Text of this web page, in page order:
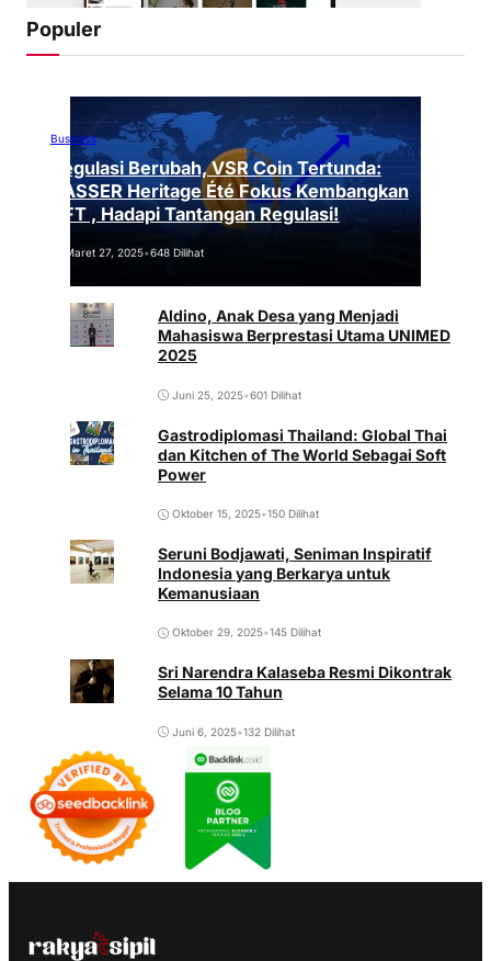
Populer
Business
Regulasi Berubah, VSR Coin Tertunda:
VASSER Heritage Été Fokus Kembangkan
NFT , Hadapi Tantangan Regulasi!
Maret 27, 2025•648 Dilihat
Aldino, Anak Desa yang Menjadi
Mahasiswa Berprestasi Utama UNIMED
2025
Juni 25, 2025•601 Dilihat
Gastrodiplomasi Thailand: Global Thai
dan Kitchen of The World Sebagai Soft
Power
Oktober 15, 2025•150 Dilihat
Seruni Bodjawati, Seniman Inspiratif
Indonesia yang Berkarya untuk
Kemanusiaan
Oktober 29, 2025•145 Dilihat
Sri Narendra Kalaseba Resmi Dikontrak
Selama 10 Tahun
Juni 6, 2025•132 Dilihat